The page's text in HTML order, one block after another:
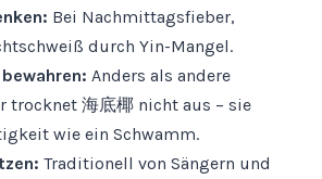
Bei Nachmittagsfieber,
durch Yin-Mangel.
Anders als andere
trocknet 海底椰 nicht aus – sie
wie ein Schwamm.
Traditionell von Sängern und